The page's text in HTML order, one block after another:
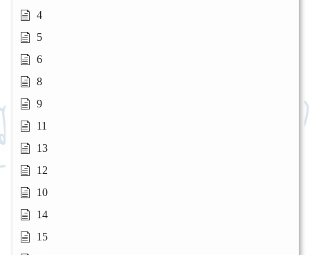
4
5
6
8
9
11
13
12
10
14
15